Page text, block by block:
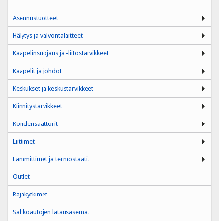
Asennustuotteet
Hälytys ja valvontalaitteet
Kaapelinsuojaus ja -liitostarvikkeet
Kaapelit ja johdot
Keskukset ja keskustarvikkeet
Kiinnitystarvikkeet
Kondensaattorit
Liittimet
Lämmittimet ja termostaatit
Outlet
Rajakytkimet
Sähköautojen latausasemat